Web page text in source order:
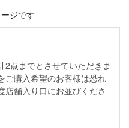
ジです
2点までとさせていただきま
ご購入希望のお客様は恐れ
店舗入り口にお並びくださ